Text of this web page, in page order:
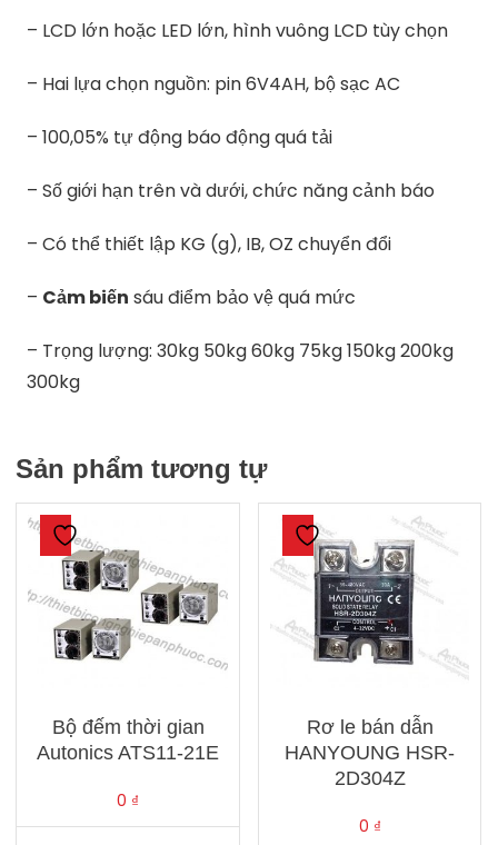
– LCD lớn hoặc LED lớn, hình vuông LCD tùy chọn
– Hai lựa chọn nguồn: pin 6V4AH, bộ sạc AC
– 100,05% tự động báo động quá tải
– Số giới hạn trên và dưới, chức năng cảnh báo
– Có thể thiết lập KG (g), IB, OZ chuyển đổi
– Cảm biến sáu điểm bảo vệ quá mức
– Trọng lượng: 30kg 50kg 60kg 75kg 150kg 200kg
300kg
Sản phẩm tương tự
Bộ đếm thời gian
Autonics ATS11-21E
0 ₫
Rơ le bán dẫn
HANYOUNG HSR-
2D304Z
0 ₫